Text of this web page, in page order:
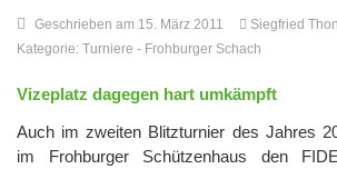
Geschrieben am 15. März 2011
Siegfried Thon
Kategorie: Turniere - Frohburger Schach
Vizeplatz dagegen hart umkämpft
Auch im zweiten Blitzturnier des Jahres
im Frohburger Schützenhaus den